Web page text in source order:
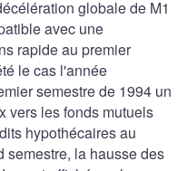
globale de M1
avec une
rapide au premier
le cas l'année
semestre de 1994 un
vers les fonds mutuels
hypothécaires au
semestre, la hausse des